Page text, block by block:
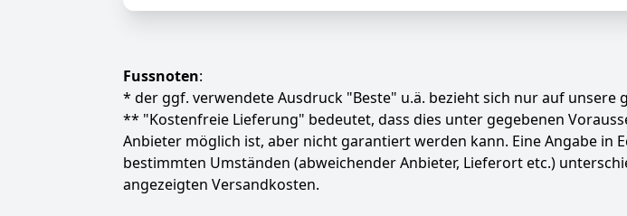
Fussnoten:
* der ggf. verwendete Ausdruck "Beste" u.ä. bezieht sich nur auf unsere
** "Kostenfreie Lieferung" bedeutet, dass dies unter gegebenen
Anbieter möglich ist, aber nicht garantiert werden kann. Eine Angabe
bestimmten Umständen (abweichender Anbieter, Lieferort etc.)
angezeigten Versandkosten.